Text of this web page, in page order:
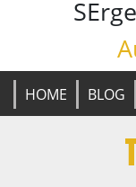
HOME BLOG